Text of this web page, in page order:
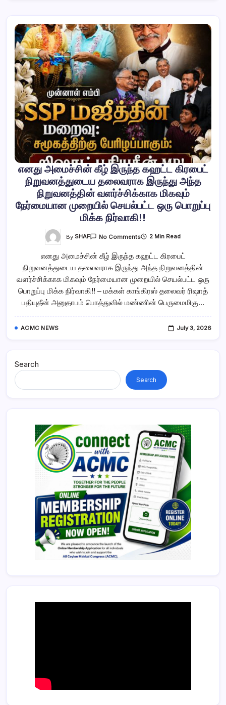
எனது அமைச்சின் கீழ் இருந்த கஹட்ட கிரபைட்
நிறுவனத்துடைய தலைவராக இருந்து அந்த
நிறுவனத்தின் வளர்ச்சிக்காக மிகவும்
நேர்மையான முறையில் செயல்பட்ட ஒரு பொறுப்பு
மிக்க நிர்வாகி!!
By SHAF No CommentsOn
கீழ்
இருந்த
கஹட்ட
கிரபைட்
நிறுவனத்துடைய
தலைவராக
இருந்து
அந்த
நிறுவனத்தின்
நேர்மையான
2 Min Read
எனது அமைச்சின் கீழ் இருந்த கஹட்ட கிரபைட்
நிறுவனத்துடைய தலைவராக இருந்து அந்த நிறுவனத்தின்
வளர்ச்சிக்காக மிகவும் நேர்மையான முறையில் செயல்பட்ட ஒரு
பொறுப்பு மிக்க நிர்வாகி!! – மக்கள் காங்கிரஸ் தலைவர் ரிஷாத்
பதியுதீன் அனுதாபம் பொத்துவில் மண்ணின் பெருமைமிகு…
ACMC NEWS July 3, 2026
Search
Search